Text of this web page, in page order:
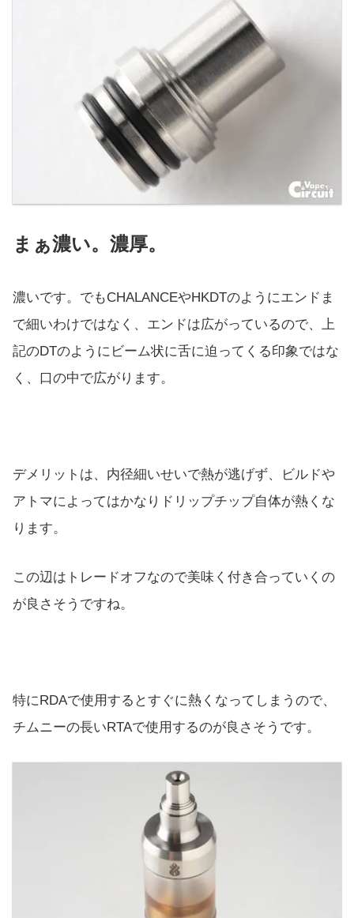
まぁ濃い。濃厚。
濃いです。でもCHALANCEやHKDTのようにエンドま
で細いわけではなく、エンドは広がっているので、上
記のDTのようにビーム状に舌に迫ってくる印象ではな
く、口の中で広がります。
デメリットは、内径細いせいで熱が逃げず、ビルドや
アトマによってはかなりドリップチップ自体が熱くな
ります。
この辺はトレードオフなので美味く付き合っていくの
が良さそうですね。
特にRDAで使用するとすぐに熱くなってしまうので、
チムニーの長いRTAで使用するのが良さそうです。